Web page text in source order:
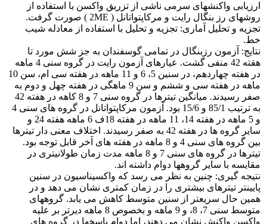
ارزیابی واکنشهای سرمی ناشی از تزریق واکسن با استفاده از
روشهای رز بنگال رایت و مرکاپتواتانل ( 2ME ) صورت گرفت.
تجزیه و تحلیل آماری: تجزیه و تحلیل با استفاده از معادله شیب
خط.
نتایج: آزمون رزبنگال در تمامی گوسفندان به جز شش مورد تا
هقته 42 منفی گشت. عیارهای آزمون رایت در گروه سنی 4 ماهه
در هفته چهاردهم، در سنین 5، 6 و 11 ماهه در هفته سی ام، سن 10
ماهه در هفته سی و ششم و سن 9 ماهگی در هفته چهل و دوم به
صفر رسیدند. میانگین تیترها در گروه سنی 7 و 8 کاهه در هفته 42
به ترتیب 85/1 و 15/6 بود. آزمون مرکاپتواتانل در گروه های سنی 4
و 5 ماهه در هفته 14، 11 ماهه در هفته 18ف 6 ماهه هفته 24 و
سایر گروه ها در هفته 42 به صفر رسیدند. اختلاف معنی دار تیترها
بین گروه های سنی 4 و 8 ماهه در هفته های آخر قابل توجه بود.
تیترها در گروه های سنی 7 و 8 ماهه مدت زمان طولانیتری در
مقایسه با سایر گروهها دوام داشته اند.
نتیجه گیری: چنین به نظر می رسد که واکسیناسیون در سنین
پایینتر تیترهای بیشتری را در زمان کمتری نشان می دهد و در
همین حال سریعتر از سنین متوسط کاهش می یابد. گروههای
متوسط سنی 7، 8، و 9 ماهه و بخصوص 8 ماهه دیرتر بر علیه
واکسن واکنش نشان می دهند، اما دوام پاسخها در گروه های